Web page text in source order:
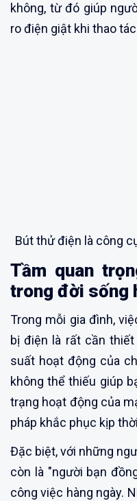
không, từ đó giúp
ro điện giật khi thao
Bút thử điện là công
Tầm quan
trong đời sống
Trong mỗi gia đình,
bị điện là rất cần
suất hoạt động của
không thể thiếu giúp
trạng hoạt động của
pháp khắc phục kịp
Đặc biệt, với những
còn là "người bạn
công việc hàng ngày.